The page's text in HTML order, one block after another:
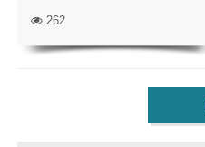
262